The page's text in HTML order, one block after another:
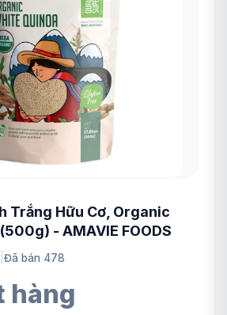
Trắng Hữu Cơ, Organic
- AMAVIE FOODS
Đã bán 478
hàng